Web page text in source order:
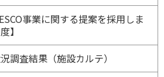
事業に関する提案を採用しま
】
調査結果（施設カルテ）